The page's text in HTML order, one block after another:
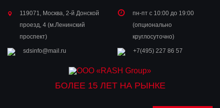
119071, Москва, 2-й Донской
проезд, 4 (м.Ленинский
проспект)
пн-пт с 10:00 до 19:00
(опционально
круглосуточно)
sdsinfo@mail.ru +7(495) 227 86 57
БОЛЕЕ 15 ЛЕТ НА РЫНКЕ